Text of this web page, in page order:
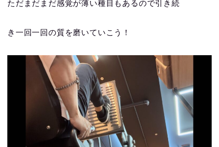
ただまだまだ感覚が薄い種目もあるので引き続
き一回一回の質を磨いていこう！